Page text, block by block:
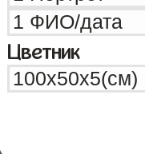
Цветник